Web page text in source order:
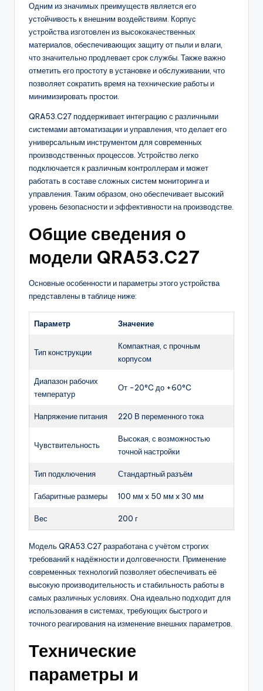
Одним из значимых преимуществ является его
устойчивость к внешним воздействиям. Корпус
устройства изготовлен из высококачественных
материалов, обеспечивающих защиту от пыли и влаги,
что значительно продлевает срок службы. Также важно
отметить его простоту в установке и обслуживании, что
позволяет сократить время на технические работы и
минимизировать простои.
QRA53.C27 поддерживает интеграцию с различными
системами автоматизации и управления, что делает его
универсальным инструментом для современных
производственных процессов. Устройство легко
подключается к различным контроллерам и может
работать в составе сложных систем мониторинга и
управления. Таким образом, оно обеспечивает высокий
уровень безопасности и эффективности на производстве.
Общие сведения о
модели QRA53.C27
Основные особенности и параметры этого устройства
представлены в таблице ниже:
Параметр Значение
Тип конструкции
Компактная, с прочным
корпусом
Диапазон рабочих
температур
От -20°C до +60°C
Напряжение питания 220 В переменного тока
Чувствительность
Высокая, с возможностью
точной настройки
Тип подключения Стандартный разъём
Габаритные размеры 100 мм x 50 мм x 30 мм
Вес 200 г
Модель QRA53.C27 разработана с учётом строгих
требований к надёжности и долговечности. Применение
современных технологий позволяет обеспечивать её
высокую производительность и стабильность работы в
самых различных условиях. Она идеально подходит для
использования в системах, требующих быстрого и
точного реагирования на изменение внешних параметров.
Технические
параметры и